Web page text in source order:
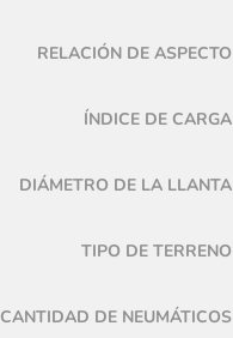
RELACIÓN DE ASPECTO
ÍNDICE DE CARGA
DIÁMETRO DE LA LLANTA
TIPO DE TERRENO
CANTIDAD DE NEUMÁTICOS